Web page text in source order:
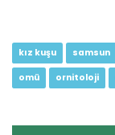
kız kuşu samsun
omü ornitoloji